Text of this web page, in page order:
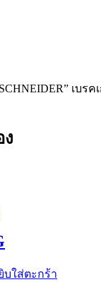
เบร
บใส่ตะกร้า